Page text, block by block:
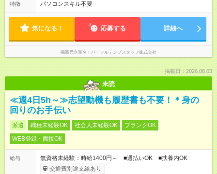
特徴 パソコンスキル不要
気になる！ 応募する 詳細へ
掲載元企業名 パーソルテンプスタッフ株式会社
掲載日：2026.08.03
未読
≪週4日5h～≫志望動機も履歴書も不要！＊身の
回りのお手伝い
派遣 職種未経験OK 社会人未経験OK
ブランクOK
WEB登録・面接OK
給与
無資格未経験：時給1400円～ ■週払いOK ■扶養内OK
交通費別途支給あり